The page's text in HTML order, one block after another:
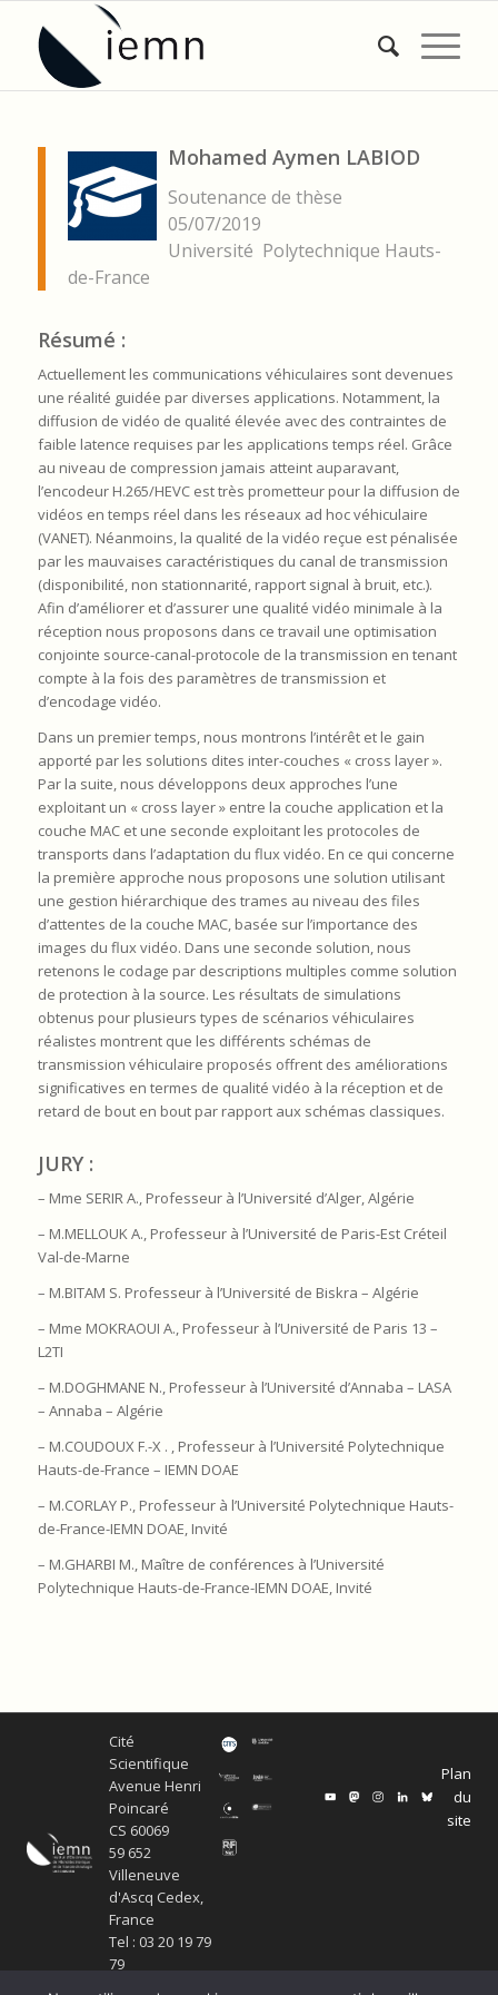
Mohamed Aymen LABIOD
Soutenance de thèse
05/07/2019
Université Polytechnique Hauts-
de-France
Résumé :
Actuellement les communications véhiculaires sont devenues
une réalité guidée par diverses applications. Notamment, la
diffusion de vidéo de qualité élevée avec des contraintes de
faible latence requises par les applications temps réel. Grâce
au niveau de compression jamais atteint auparavant,
l’encodeur H.265/HEVC est très prometteur pour la diffusion de
vidéos en temps réel dans les réseaux ad hoc véhiculaire
(VANET). Néanmoins, la qualité de la vidéo reçue est pénalisée
par les mauvaises caractéristiques du canal de transmission
(disponibilité, non stationnarité, rapport signal à bruit, etc.).
Afin d’améliorer et d’assurer une qualité vidéo minimale à la
réception nous proposons dans ce travail une optimisation
conjointe source-canal-protocole de la transmission en tenant
compte à la fois des paramètres de transmission et
d’encodage vidéo.
Dans un premier temps, nous montrons l’intérêt et le gain
apporté par les solutions dites inter-couches « cross layer ».
Par la suite, nous développons deux approches l’une
exploitant un « cross layer » entre la couche application et la
couche MAC et une seconde exploitant les protocoles de
transports dans l’adaptation du flux vidéo. En ce qui concerne
la première approche nous proposons une solution utilisant
une gestion hiérarchique des trames au niveau des files
d’attentes de la couche MAC, basée sur l’importance des
images du flux vidéo. Dans une seconde solution, nous
retenons le codage par descriptions multiples comme solution
de protection à la source. Les résultats de simulations
obtenus pour plusieurs types de scénarios véhiculaires
réalistes montrent que les différents schémas de
transmission véhiculaire proposés offrent des améliorations
significatives en termes de qualité vidéo à la réception et de
retard de bout en bout par rapport aux schémas classiques.
JURY :
– Mme SERIR A., Professeur à l’Université d’Alger, Algérie
– M.MELLOUK A., Professeur à l’Université de Paris-Est Créteil
Val-de-Marne
– M.BITAM S. Professeur à l’Université de Biskra – Algérie
– Mme MOKRAOUI A., Professeur à l’Université de Paris 13 –
L2TI
– M.DOGHMANE N., Professeur à l’Université d’Annaba – LASA
– Annaba – Algérie
– M.COUDOUX F.-X . , Professeur à l’Université Polytechnique
Hauts-de-France – IEMN DOAE
– M.CORLAY P., Professeur à l’Université Polytechnique Hauts-
de-France-IEMN DOAE, Invité
– M.GHARBI M., Maître de conférences à l’Université
Polytechnique Hauts-de-France-IEMN DOAE, Invité
Cité
Scientifique
Avenue Henri
Poincaré
CS 60069
59 652
Villeneuve
d'Ascq Cedex,
France
Tel : 03 20 19 79
79
Plan
du
site